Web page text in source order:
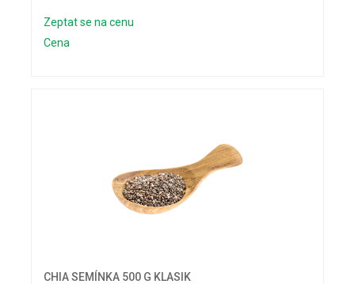
Zeptat se na cenu
Cena
CHIA SEMÍNKA 500 G KLASIK